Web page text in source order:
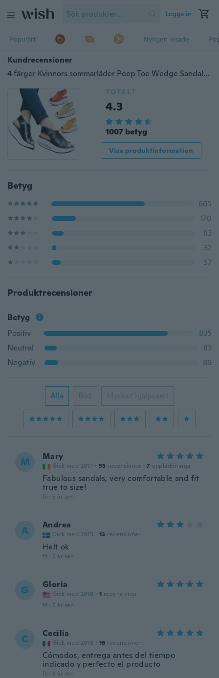
Logga in
Populärt Nyligen visade
Kundrecensioner
4 färger Kvinnors sommarläder Peep Toe Wedge Sandaler Platform Shake Shoes
TOTALT
4.3
1007 betyg
Visa produktinformation
Betyg
665
170
83
32
57
Produktrecensioner
Betyg
Positiv
835
Neutral
83
Negativ
89
Alla Bild Mycket hjälpsamt
M Mary
Gick med 2017 · 55 recensioner · 7 uppladdningar
Fabulous sandals, very comfortable and fit
true to size!
för 5 år sen
A Andrea
Gick med 2015 · 13 recensioner
Helt ok
för 5 år sen
G Gloria
Gick med 2018 · 1 recensioner
för 5 år sen
C Cecilia
Gick med 2018 · 16 recensioner
Cómodos, entrega antes del tiempo
indicado y perfecto el producto
för 6 år sen